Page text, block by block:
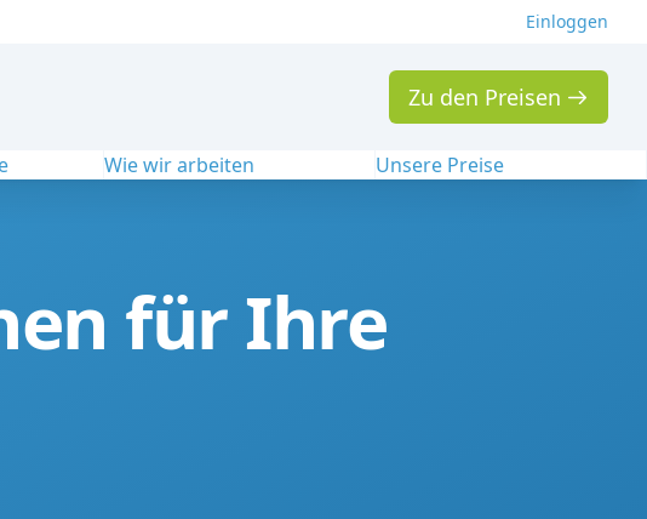
Einloggen
Zu den Preisen
Wie wir arbeiten Unsere Preise
für Ihre